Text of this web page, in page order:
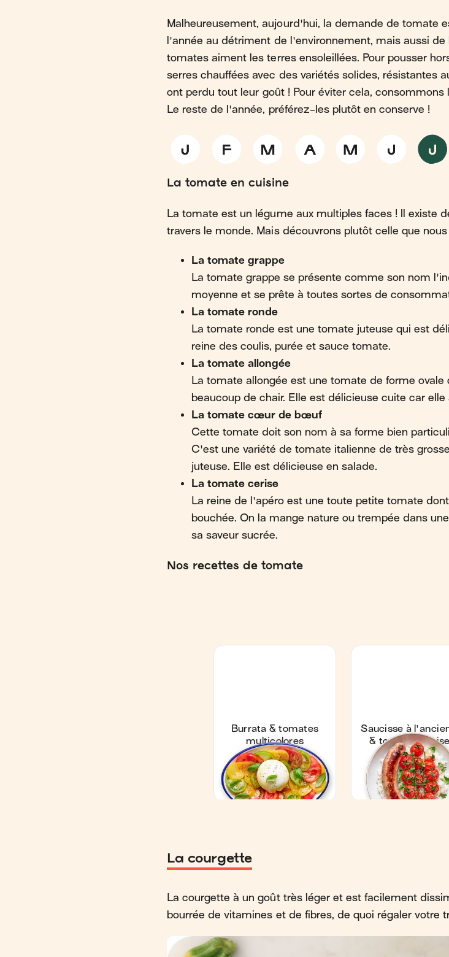
Malheureusement, aujourd'hui, la demande de tomate
l'année au détriment de l'environnement, mais aussi
tomates aiment les terres ensoleillées. Pour pousser
serres chauffées avec des variétés solides, résistantes
ont perdu tout leur goût ! Pour éviter cela,
Le reste de l'année, préférez-les plutôt en conserve !
La tomate en cuisine
La tomate est un légume aux multiples faces ! Il existe
travers le monde. Mais découvrons plutôt celle que
La tomate grappe
La tomate grappe se présente comme son nom
moyenne et se prête à toutes sortes de
La tomate ronde
La tomate ronde est une tomate juteuse qui est
reine des coulis, purée et sauce tomate.
La tomate allongée
La tomate allongée est une tomate de forme
beaucoup de chair. Elle est délicieuse cuite car
La tomate cœur de bœuf
Cette tomate doit son nom à sa forme bien
C'est une variété de tomate italienne de très
juteuse. Elle est délicieuse en salade.
La tomate cerise
La reine de l'apéro est une toute petite tomate
bouchée. On la mange nature ou trempée dans
sa saveur sucrée.
Nos recettes de tomate
La courgette
La courgette à un goût très léger et est facilement
bourrée de vitamines et de fibres, de quoi régaler votre